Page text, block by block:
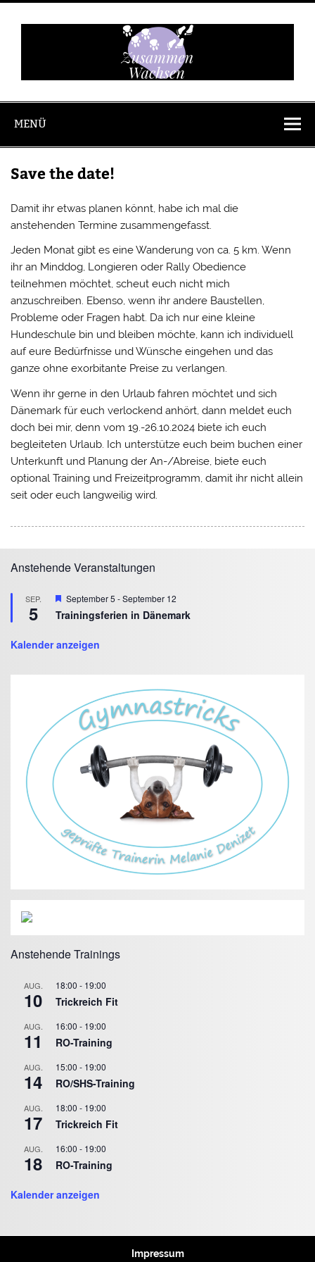
Zum
springen
Wachsen
MENÜ
Save the date!
Damit ihr etwas planen könnt, habe ich mal die
anstehenden Termine zusammengefasst.
Jeden Monat gibt es eine Wanderung von ca. 5 km. Wenn
ihr an Minddog, Longieren oder Rally Obedience
teilnehmen möchtet, scheut euch nicht mich
anzuschreiben. Ebenso, wenn ihr andere Baustellen,
Probleme oder Fragen habt. Da ich nur eine kleine
Hundeschule bin und bleiben möchte, kann ich individuell
auf eure Bedürfnisse und Wünsche eingehen und das
ganze ohne exorbitante Preise zu verlangen.
Wenn ihr gerne in den Urlaub fahren möchtet und sich
Dänemark für euch verlockend anhört, dann meldet euch
doch bei mir, denn vom 19.-26.10.2024 biete ich euch
begleiteten Urlaub. Ich unterstütze euch beim buchen einer
Unterkunft und Planung der An-/Abreise, biete euch
optional Training und Freizeitprogramm, damit ihr nicht allein
seit oder euch langweilig wird.
Anstehende Veranstaltungen
SEP.
5
Hervorgehoben
September 5 -September 12
Trainingsferien in Dänemark
Kalender anzeigen
Anstehende Trainings
AUG.
10
18:00 - 19:00
Trickreich Fit
AUG.
11
16:00 - 19:00
RO-Training
AUG.
14
15:00 - 19:00
RO/SHS-Training
AUG.
17
18:00 - 19:00
Trickreich Fit
AUG.
18
16:00 - 19:00
RO-Training
Kalender anzeigen
Impressum